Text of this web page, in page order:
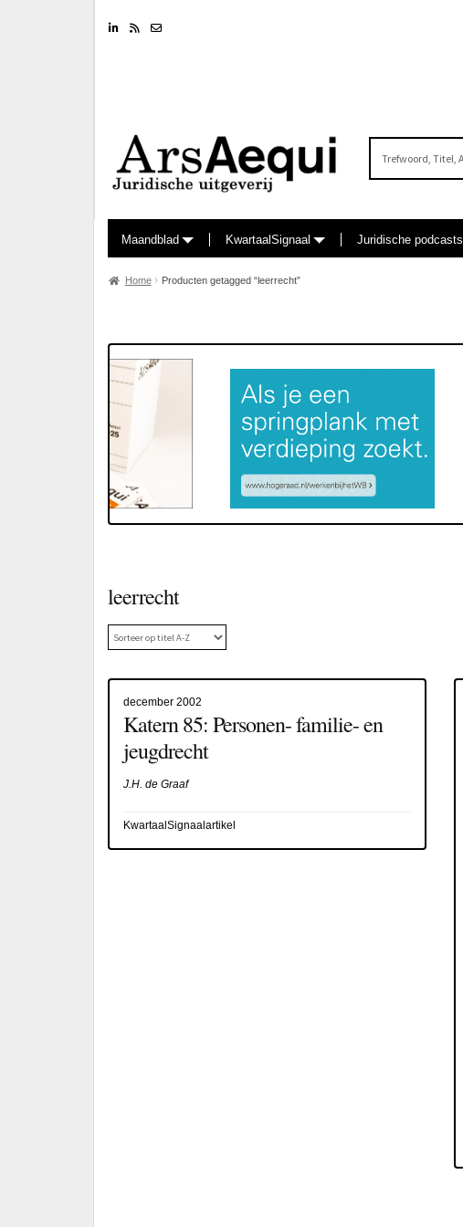
LinkedinRSS feed
Maandblad KwartaalSignaal Juridische podcasts
Home Producten getagged “leerrecht”
leerrecht
december 2002
Katern 85: Personen- familie- en
jeugdrecht
J.H. de Graaf
KwartaalSignaalartikel